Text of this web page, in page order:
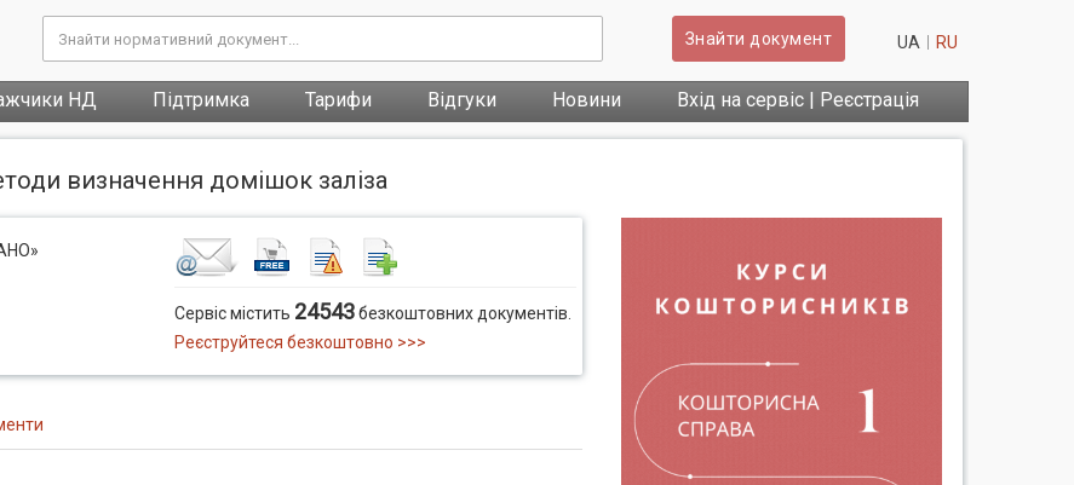
Знайти документ UA RU
НД Підтримка Тарифи Відгуки Новини Вхід на сервіс | Реєстрація
визначення домішок заліза
Сервіс містить 24543безкоштовних документів.
Реєструйтеся безкоштовно >>>